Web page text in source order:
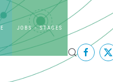
JOBS - STAGES